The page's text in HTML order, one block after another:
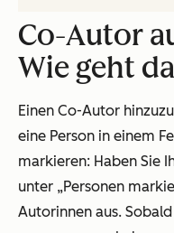
Co-Autor
Wie geht
Einen Co-Autor
eine Person in einem
markieren: Haben Sie
unter „Personen
Autorinnen aus.